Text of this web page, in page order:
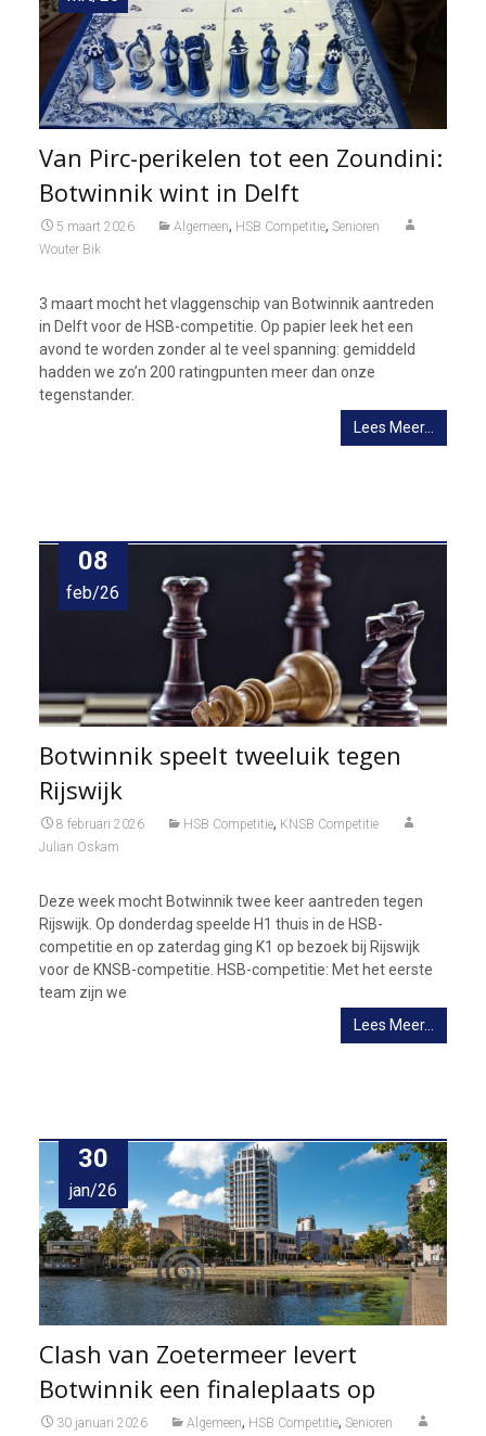
Van Pirc-perikelen tot een Zoundini:
Botwinnik wint in Delft
5 maart 2026 Algemeen, HSB Competitie, Senioren
Wouter Bik
3 maart mocht het vlaggenschip van Botwinnik aantreden
in Delft voor de HSB-competitie. Op papier leek het een
avond te worden zonder al te veel spanning: gemiddeld
hadden we zo’n 200 ratingpunten meer dan onze
tegenstander.
Lees Meer…
08
feb/26
Botwinnik speelt tweeluik tegen
Rijswijk
8 februari 2026 HSB Competitie, KNSB Competitie
Julian Oskam
Deze week mocht Botwinnik twee keer aantreden tegen
Rijswijk. Op donderdag speelde H1 thuis in de HSB-
competitie en op zaterdag ging K1 op bezoek bij Rijswijk
voor de KNSB-competitie. HSB-competitie: Met het eerste
team zijn we
Lees Meer…
30
jan/26
Clash van Zoetermeer levert
Botwinnik een finaleplaats op
30 januari 2026 Algemeen, HSB Competitie, Senioren